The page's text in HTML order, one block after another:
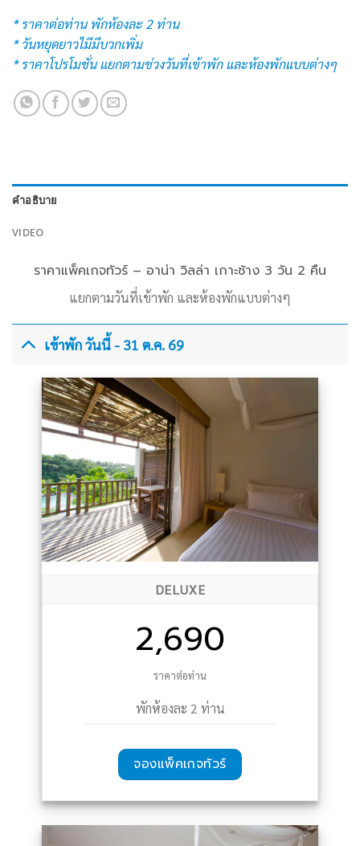
* ราคาต่อท่าน พักห้องละ 2 ท่าน
* วันหยุดยาวไมีมีบวกเพิ่ม
* ราคาโปรโมชั่น แยกตามช่วงวันที่เข้าพัก และห้องพักแบบต่างๆ
คำอธิบาย
VIDEO
ราคาแพ็คเกจทัวร์ – อาน่า วิลล่า เกาะช้าง 3 วัน 2 คืน
แยกตามวันที่เข้าพัก และห้องพักแบบต่างๆ
เข้าพัก วันนี้ - 31 ต.ค. 69
DELUXE
2,690
ราคาต่อท่าน
พักห้องละ 2 ท่าน
จองแพ็คเกจทัวร์